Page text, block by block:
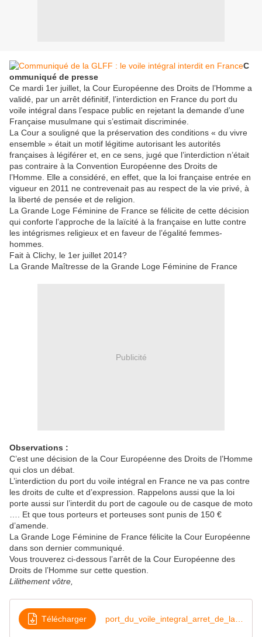
C
ommuniqué de presse
Ce mardi 1er juillet, la Cour Européenne des Droits de l’Homme a
validé, par un arrêt définitif, l’interdiction en France du port du
voile intégral dans l’espace public en rejetant la demande d’une
Française musulmane qui s’estimait discriminée.
La Cour a souligné que la préservation des conditions « du vivre
ensemble » était un motif légitime autorisant les autorités
françaises à légiférer et, en ce sens, jugé que l’interdiction n’était
pas contraire à la Convention Européenne des Droits de
l’Homme. Elle a considéré, en effet, que la loi française entrée en
vigueur en 2011 ne contrevenait pas au respect de la vie privé, à
la liberté de pensée et de religion.
La Grande Loge Féminine de France se félicite de cette décision
qui conforte l’approche de la laïcité à la française en lutte contre
les intégrismes religieux et en faveur de l’égalité femmes-
hommes.
Fait à Clichy, le 1er juillet 2014?
La Grande Maîtresse de la Grande Loge Féminine de France
Publicité
Observations :
C’est une décision de la Cour Européenne des Droits de l’Homme
qui clos un débat.
L’interdiction du port du voile intégral en France ne va pas contre
les droits de culte et d’expression. Rappelons aussi que la loi
porte aussi sur l’interdit du port de cagoule ou de casque de moto
…. Et que tous porteurs et porteuses sont punis de 150 €
d’amende.
La Grande Loge Féminine de France félicite la Cour Européenne
dans son dernier communiqué.
Vous trouverez ci-dessous l’arrêt de la Cour Européenne des
Droits de l’Homme sur cette question.
Lilithement vôtre,
Télécharger